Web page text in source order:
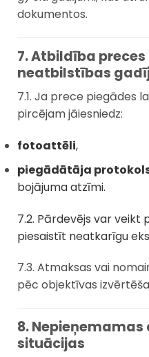
dokumentos.
7. Atbildība
neatbilstības
7.1. Ja prece piegādes
pircējam jāiesniedz:
fotoattēli,
piegādātāja
bojājuma atzīmi.
7.2. Pārdevējs var veikt
piesaistīt neatkarīgu
7.3. Atmaksas vai
pēc objektīvas
8.
situācijas